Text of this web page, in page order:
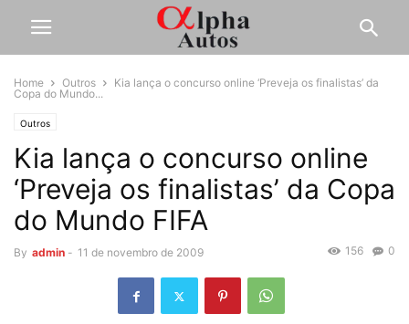
Home Outros
Kia lança o concurso online ‘Preveja os finalistas’ da
Copa do Mundo...
Outros
Kia lança o concurso online
‘Preveja os finalistas’ da Copa
do Mundo FIFA
By admin - 11 de novembro de 2009 0
156